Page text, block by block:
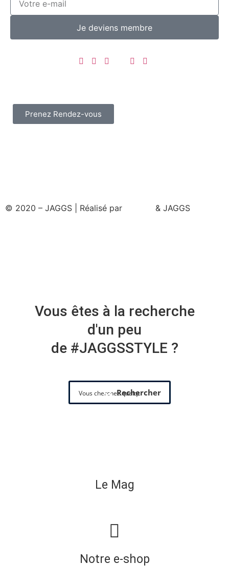
Je deviens membre
Prenez Rendez-vous
© 2020 – JAGGS | Réalisé par & JAGGS
Vous êtes à la recherche
d'un peu
de #JAGGSSTYLE ?
Rechercher
Le Mag
Notre e-shop